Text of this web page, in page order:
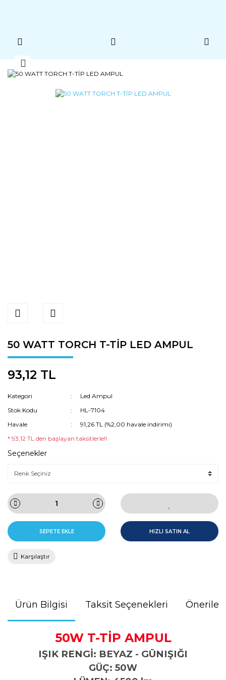
50 WATT TORCH T-TİP LED AMPUL
93,12 TL
Kategori
Led Ampul
Stok Kodu
HL-7104
Havale
91,26 TL (%2,00 havale indirimi)
* 93,12 TL den başlayan taksitlerle!!
Seçenekler
SEPETE EKLE HIZLI SATIN AL
Karşılaştır
Ürün Bilgisi Taksit Seçenekleri
50W T-TİP AMPUL
IŞIK RENGİ: BEYAZ - GÜNIŞIĞI
GÜÇ: 50W